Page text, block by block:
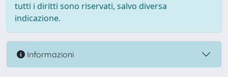
tutti i diritti sono riservati, salvo diversa
indicazione.
Informazioni